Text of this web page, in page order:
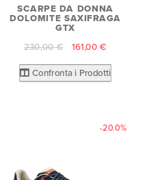
SCARPE DA DONNA
DOLOMITE SAXIFRAGA
GTX
230,00 €
161,00 €
Confronta i Prodotti
-20.0%